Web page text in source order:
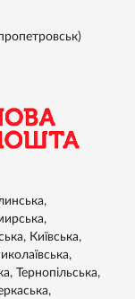
Київська,
Тернопільська,